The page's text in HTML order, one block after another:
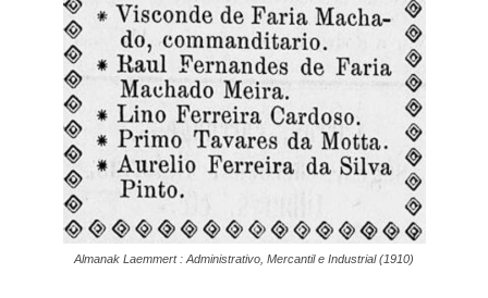
Almanak Laemmert : Administrativo, Mercantil e Industrial (1910)